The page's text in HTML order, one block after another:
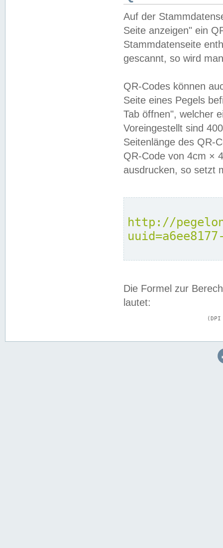
Auf der
Seite anzeigen" ein
Stammdatenseite
gescannt, so wird
QR-Codes können
Seite eines Pegels
Tab öffnen", welcher
Voreingestellt sind
Seitenlänge des QR-
QR-Code von 4cm ×
ausdrucken, so setzt
http://
Die Formel zur
lautet: